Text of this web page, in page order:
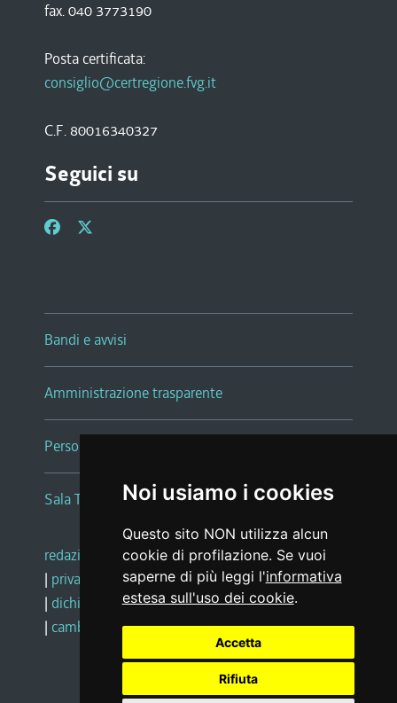
Noi usiamo i cookies
Questo sito NON utilizza alcun
cookie di profilazione. Se vuoi
saperne di più leggi l'informativa
estesa sull'uso dei cookie.
Accetta
Rifiuta
fax. 040 3773190
Posta certificata:
consiglio@certregione.fvg.it
C.F. 80016340327
Seguici su
Bandi e avvisi
Amministrazione trasparente
Persone e Uffici
Sala Tiziano Tessitori
redazione web |note legali |glossario
| privacy
social media policy
| dichiarazione di accessibilità |feedback
| cambio preferenze cookie
Realizzato da